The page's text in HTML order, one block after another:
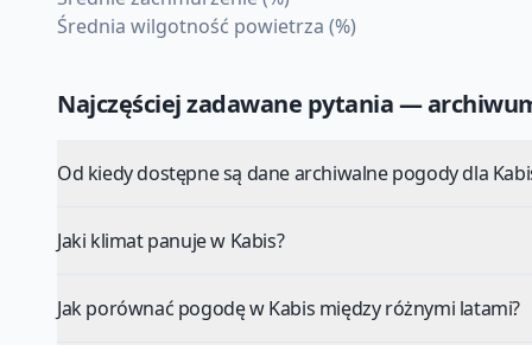
Średnia wilgotność powietrza (%)
Najczęściej zadawane pytania —
Od kiedy dostępne są dane archiwalne pogody dla
Jaki klimat panuje w Kabis?
Jak porównać pogodę w Kabis między różnymi latami?